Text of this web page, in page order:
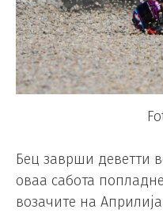
Бец заврши деветти
оваа сабота
возачите на